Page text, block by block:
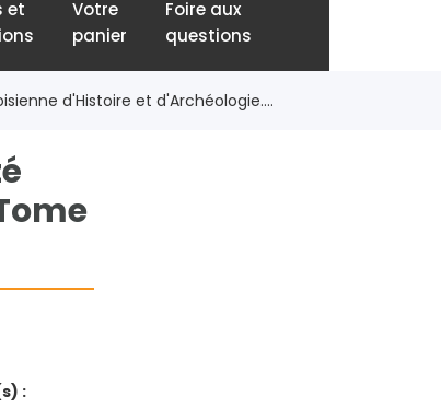
et
Votre
panier
Foire aux
questions
d'Histoire et d'Archéologie....
: